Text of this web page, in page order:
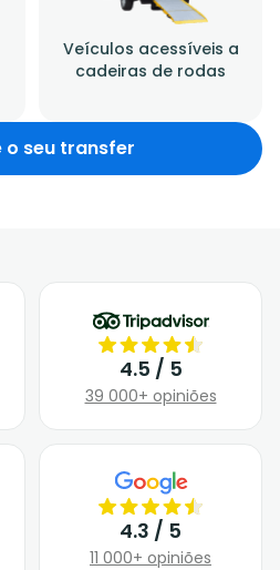
Veículos acessíveis a
cadeiras de rodas
o seu transfer
4.5 / 5
39 000+ opiniões
4.3 / 5
11 000+ opiniões